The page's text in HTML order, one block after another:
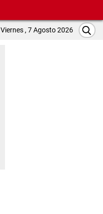
Viernes , 7 Agosto 2026